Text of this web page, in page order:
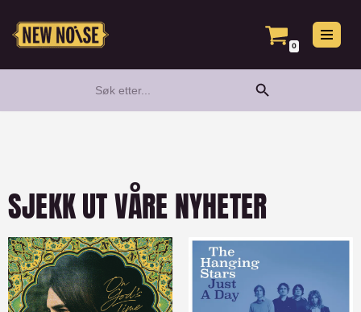
Hopp
0
for:
Search Button
SJEKK UT VÅRE NYHETER